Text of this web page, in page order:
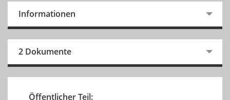
Informationen
2 Dokumente
Öffentlicher Teil: